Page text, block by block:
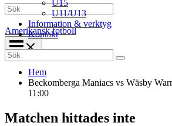
Sök
Amerikansk fotboll
U15
U11/U13
Information & verktyg
Kontakt
Search
for:
Hem
Beckomberga Maniacs vs Wäsby
11:00
Matchen hittades inte